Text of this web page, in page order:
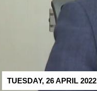
TUESDAY, 26 APRIL 2022